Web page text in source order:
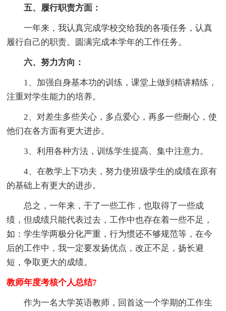
五、履行职责方面：
一年来，我认真完成学校交给我的各项任务，认真
履行自己的职责。圆满完成本学年的工作任务。
六、努力方向：
1、加强自身基本功的训练，课堂上做到精讲精练，
注重对学生能力的培养。
2、对差生多些关心，多点爱心，再多一些耐心，使
他们在各方面有更大进步。
3、利用各种方法，训练学生提高、集中注意力。
4、在教学上下功夫，努力使班级学生的成绩在原有
的基础上有更大的进步。
总之，一年来，干了一些工作，也取得了一些成
绩，但成绩只能代表过去，工作中也存在着一些不足，
如：学生学两极分化严重，行为惯还不够规范等，在今
后的工作中，我一定要发扬优点，改正不足，扬长避
短，争取更大的成绩。
教师年度考核个人总结7
作为一名大学英语教师，回首这一个学期的工作生